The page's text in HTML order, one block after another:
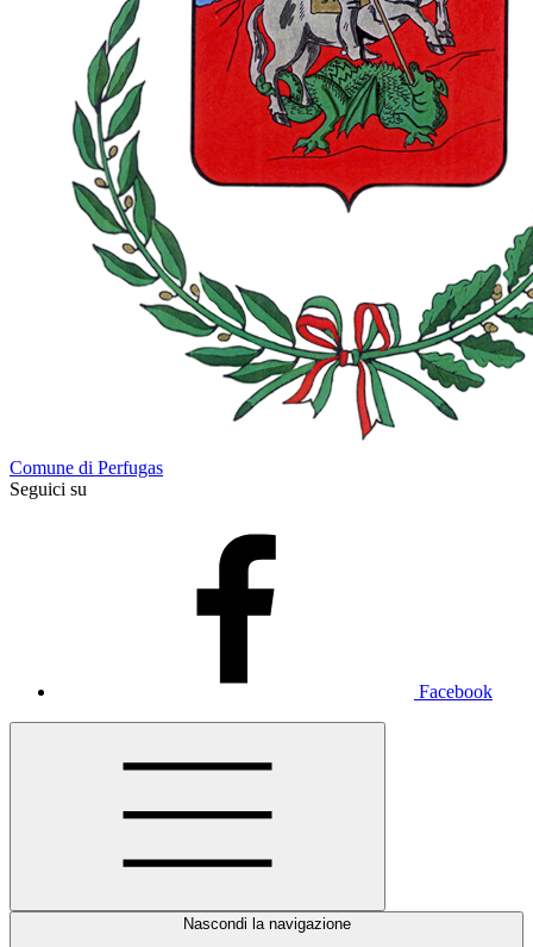
Comune di Perfugas
Seguici su
Facebook
Nascondi la navigazione